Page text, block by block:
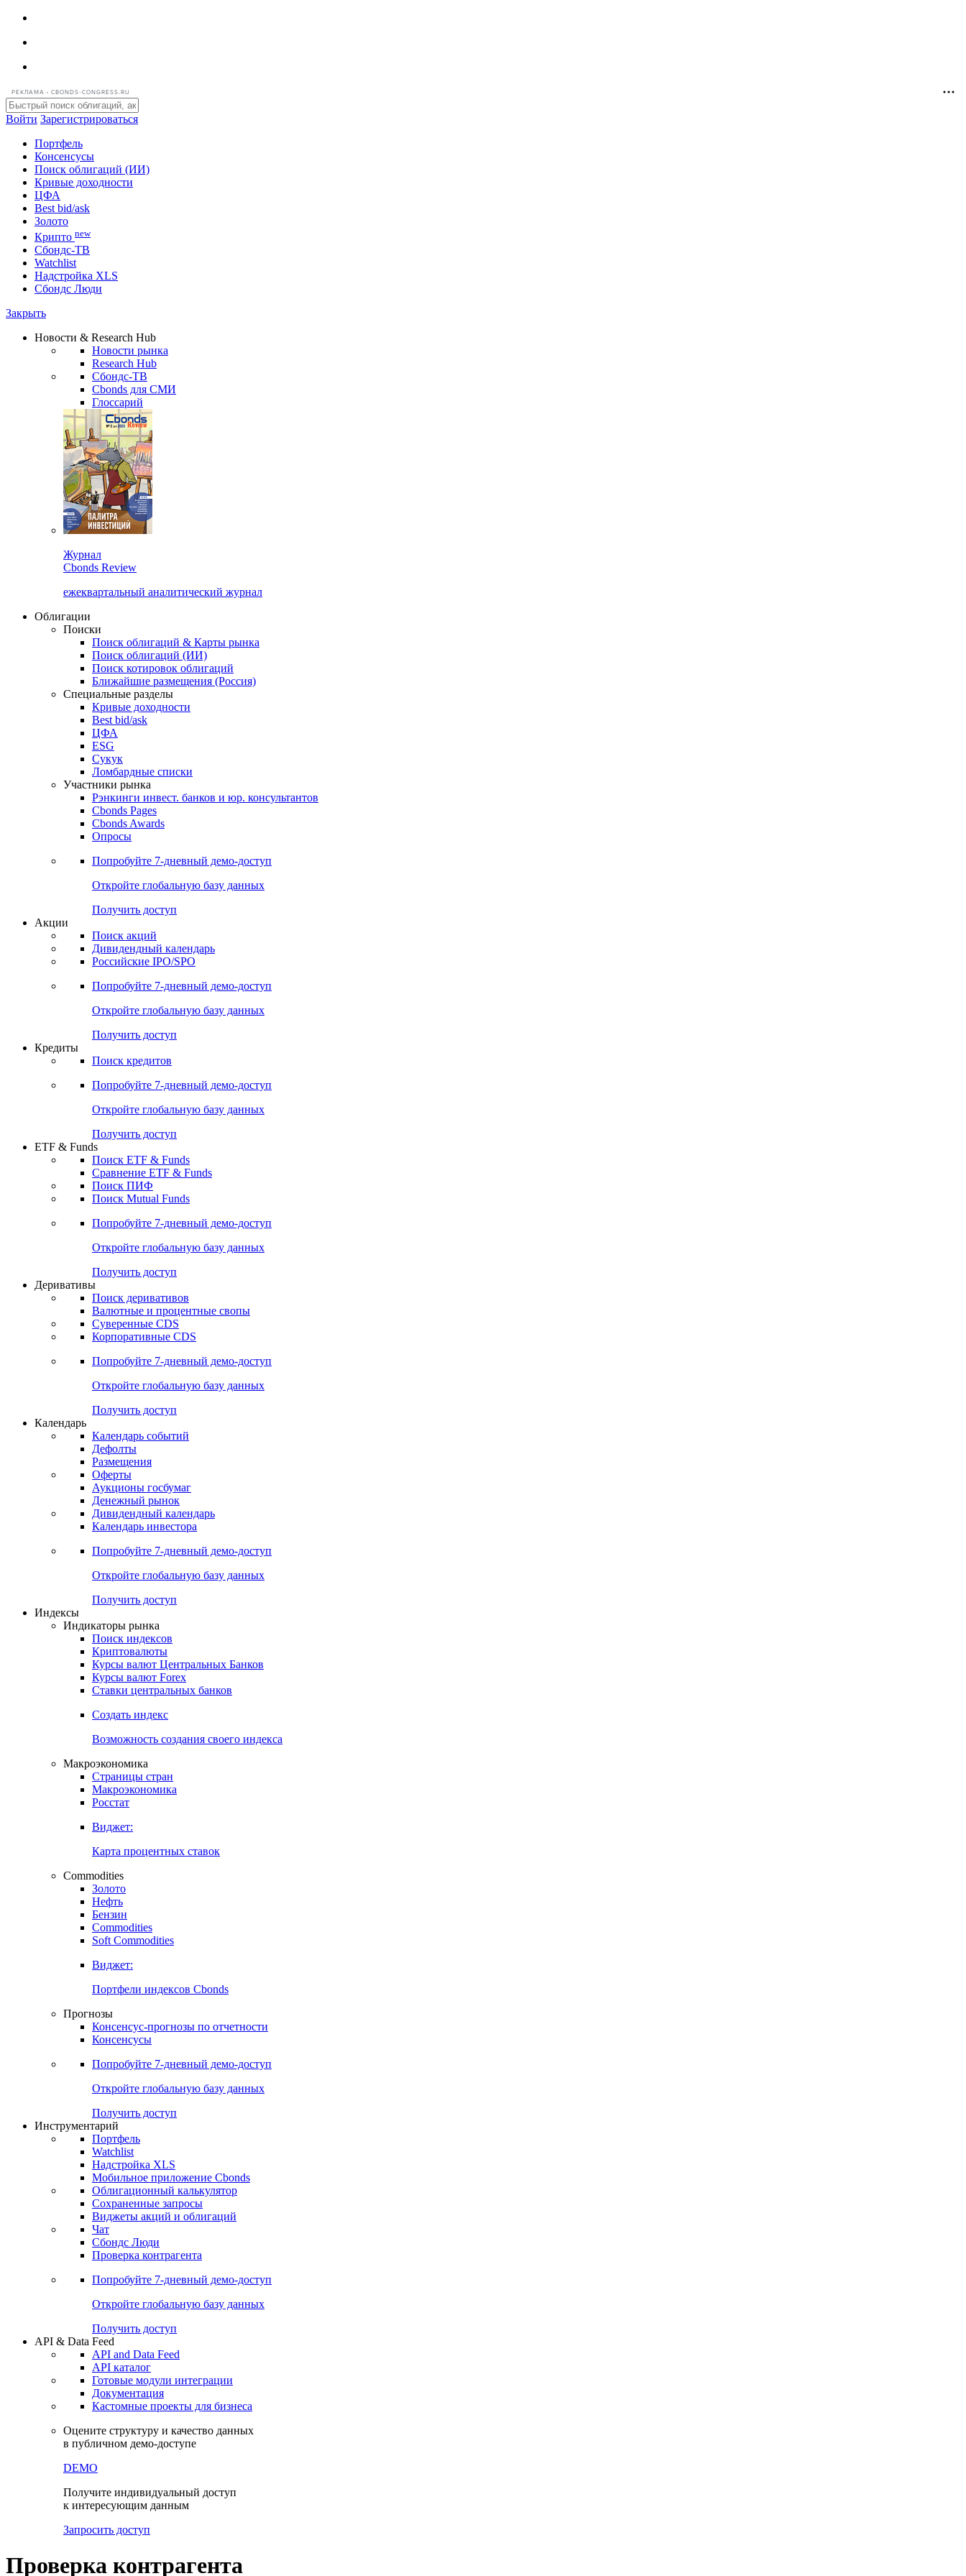
РЕКЛАМА • CBONDS-CONGRESS.RU
Войти Зарегистрироваться
Портфель
Консенсусы
Поиск облигаций (ИИ)
Кривые доходности
ЦФА
Best bid/ask
Золото
Криптоnew
Сбондс-ТВ
Надстройка XLS
Сбондс Люди
Новости & Research Hub
Новости рынка
Research Hub
Сбондс-ТВ
Cbonds для СМИ
Глоссарий
Журнал
Cbonds Review
ежеквартальный аналитический журнал
Облигации
Поиски
Поиск облигаций & Карты рынка
Поиск облигаций (ИИ)
Поиск котировок облигаций
Ближайшие размещения (Россия)
Специальные разделы
Кривые доходности
Best bid/ask
ЦФА
ESG
Сукук
Ломбардные списки
Участники рынка
Рэнкинги инвест. банков и юр. консультантов
Cbonds Pages
Cbonds Awards
Опросы
Попробуйте7-дневный
Откройте глобальную базу данных
Получить доступ
Акции
Поиск акций
Дивидендный календарь
Российские IPO/SPO
Попробуйте7-дневный
Откройте глобальную базу данных
Получить доступ
Кредиты
Поиск кредитов
Попробуйте7-дневный
Откройте глобальную базу данных
Получить доступ
ETF & Funds
Поиск ETF & Funds
Сравнение ETF & Funds
Поиск ПИФ
Поиск Mutual Funds
Попробуйте7-дневный
Откройте глобальную базу данных
Получить доступ
Деривативы
Поиск деривативов
Валютные и процентные свопы
Суверенные CDS
Корпоративные CDS
Попробуйте7-дневный
Откройте глобальную базу данных
Получить доступ
Календарь
Календарь событий
Дефолты
Размещения
Оферты
Аукционы госбумаг
Денежный рынок
Дивидендный календарь
Календарь инвестора
Попробуйте7-дневный
Получить доступ
Индикаторы рынка
Поиск индексов
Криптовалюты
Курсы валют Центральных Банков
Курсы валют Forex
Ставки центральных банков
Создать индекс
Возможность создания своего индекса
Макроэкономика
Страницы стран
Макроэкономика
Росстат
Виджет:
Карта процентных ставок
Commodities
Золото
Нефть
Бензин
Commodities
Soft Commodities
Виджет:
Портфели индексов Cbonds
Прогнозы
Консенсус-прогнозы по отчетности
Консенсусы
Попробуйте7-дневный
Откройте глобальную базу данных
Получить доступ
Инструментарий
Портфель
Watchlist
Надстройка XLS
Мобильное приложение Cbonds
Облигационный калькулятор
Сохраненные запросы
Виджеты акций и облигаций
Чат
Сбондс Люди
Проверка контрагента
Попробуйте7-дневный
Откройте глобальную базу данных
Получить доступ
API & Data Feed
API and Data Feed
API каталог
Документация
Кастомные проекты для бизнеса
Оцените структуру и качество данных
в публичном демо-доступе
DEMO
Получите индивидуальный доступ